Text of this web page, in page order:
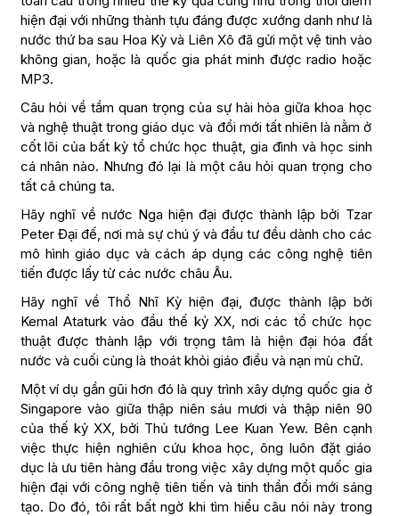
hiện đại với những thành tựu đáng được xướng danh như là
nước thứ ba sau Hoa Kỳ và Liên Xô đã gửi một vệ tinh vào
không gian, hoặc là quốc gia phát minh được radio hoặc
MP3.
Câu hỏi về tầm quan trọng của sự hài hòa giữa khoa học
và nghệ thuật trong giáo dục và đổi mới tất nhiên là nằm ở
cốt lõi của bất kỳ tổ chức học thuật, gia đình và học sinh
cá nhân nào. Nhưng đó lại là một câu hỏi quan trọng cho
tất cả chúng ta.
Hãy nghĩ về nước Nga hiện đại được thành lập bởi Tzar
Peter Đại đế, nơi mà sự chú ý và đầu tư đều dành cho các
mô hình giáo dục và cách áp dụng các công nghệ tiên
tiến được lấy từ các nước châu Âu.
Hãy nghĩ về Thổ Nhĩ Kỳ hiện đại, được thành lập bởi
Kemal Ataturk vào đầu thế kỷ XX, nơi các tổ chức học
thuật được thành lập với trọng tâm là hiện đại hóa đất
nước và cuối cùng là thoát khỏi giáo điều và nạn mù chữ.
Một ví dụ gần gũi hơn đó là quy trình xây dựng quốc gia ở
Singapore vào giữa thập niên sáu mươi và thập niên 90
của thế kỷ XX, bởi Thủ tướng Lee Kuan Yew. Bên cạnh
việc thực hiện nghiên cứu khoa học, ông luôn đặt giáo
dục là ưu tiên hàng đầu trong việc xây dựng một quốc gia
hiện đại với công nghệ tiên tiến và tinh thần đổi mới sáng
tạo. Do đó, tôi rất bất ngờ khi tìm hiểu câu nói này trong